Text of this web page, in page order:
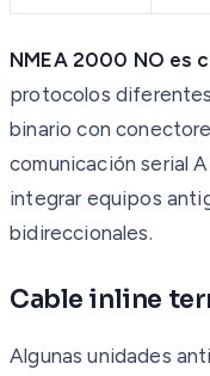
NMEA 2000 NO es
protocolos
binario con
comunicación serial
integrar equipos
bidireccionales.
Cable inline
Algunas unidades